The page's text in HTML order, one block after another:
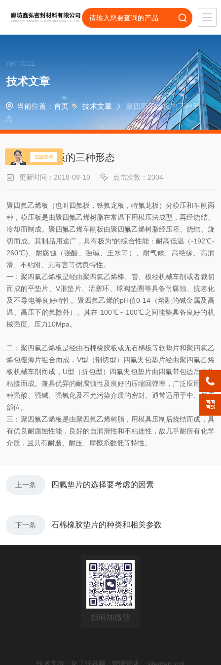
ARTICLE
技术文章
当前位置： 首页 技术文章
聚四氟乙烯板的三种形
态
聚四氟乙烯板的三种形态
更新时间：2018-09-10 点击次数：2304
聚四氟乙烯板（也叫四氟板，铁氟龙板，特氟龙板）分模压和车削两
种，模压板是由聚四氟乙烯树脂在常温下用模压法成型，再经烧结、
冷却而制成。聚四氟乙烯车削板由聚四氟乙烯树脂经压坯、烧结、旋
切而成。其制品用途广，具有极为*的综合性能：耐高低温（-192℃-
260℃)、耐腐蚀（强酸、强碱、王水等）、耐气候、高绝缘、高润
滑、不粘附、无毒害等优良特性。
一：聚四氟乙烯板是经由聚四氟乙烯棒、管、板经机械车削或者裁切
而成的平垫片、V形垫片、活塞环、球阀垫圈等具备耐腐蚀、抗老化
及不导电等良好特性。聚四氟乙烯的pH值0-14（熔融的碱金属及高
温、高压下的氟除外）。其在-100℃～100℃之间能够具备良好的机
械强度。压力10Mpa。
二：聚四氟乙烯板是经由石棉橡胶板或无石棉板等软垫片和聚四氟乙
烯包覆薄片组合而成，V型（剖切型）四氟夹包垫片经由聚四氟乙烯
板机械车削而成，U型（折包型）四氟夹包垫片由四氟带包边后加热
粘接而成。兼具优异的耐腐蚀性及良好的压缩回弹率，广泛应用在各
种强酸、强碱、强氧化及不允污染介质的密封。通常适用于中、低压
部位。
三：聚四氟乙烯板是由聚四氟乙烯树脂，用模具压制后烧结而成，具
有优良耐腐蚀性能，良好的自润滑性和不粘连性，故几乎耐所有化学
介质，且具有耐磨、耐压、摩擦系数低等特性。
上一条 四氟垫片的选择要考虑的因素
下一条 石棉橡胶垫片的种类和相关参数
扫码加微信